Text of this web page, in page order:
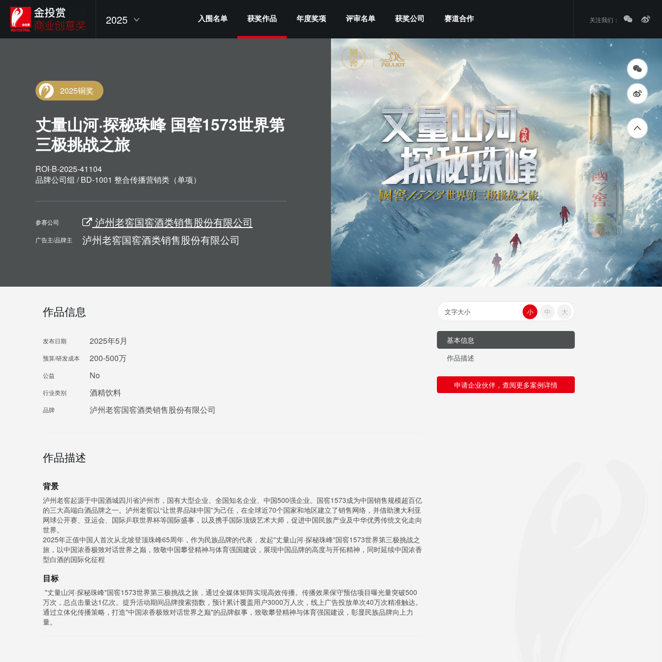
2025 入围名单 获奖作品 年度奖项 评审名单 获奖公司 赛道合作 关注我们：
2025铜奖
丈量山河·探秘珠峰 国窖1573世界第
三极挑战之旅
ROI-B-2025-41104
品牌公司组 / BD-1001 整合传播营销类（单项）
参赛公司 泸州老窖国窖酒类销售股份有限公司
广告主/品牌主 泸州老窖国窖酒类销售股份有限公司
作品信息
发布日期 2025年5月
预算/研发成本 200-500万
公益 No
行业类别 酒精饮料
品牌 泸州老窖国窖酒类销售股份有限公司
作品描述
背景
泸州老窖起源于中国酒城四川省泸州市，国有大型企业、全国知名企业、中国500强企业。国窖1573成为中国销售规模超百亿
的三大高端白酒品牌之一。泸州老窖以“让世界品味中国”为己任，在全球近70个国家和地区建立了销售网络，并借助澳大利亚
网球公开赛、亚运会、国际乒联世界杯等国际盛事，以及携手国际顶级艺术大师，促进中国民族产业及中华优秀传统文化走向
世界。
2025年正值中国人首次从北坡登顶珠峰65周年，作为民族品牌的代表，发起"丈量山河·探秘珠峰"国窖1573世界第三极挑战之
旅，以中国浓香极致对话世界之巅，致敬中国攀登精神与体育强国建设，展现中国品牌的高度与开拓精神，同时延续中国浓香
型白酒的国际化征程
目标
"丈量山河·探秘珠峰"国窖1573世界第三极挑战之旅，通过全媒体矩阵实现高效传播。传播效果保守预估项目曝光量突破500
万次，总点击量达1亿次。提升活动期间品牌搜索指数，预计累计覆盖用户3000万人次，线上广告投放单次40万次精准触达。
通过立体化传播策略，打造"中国浓香极致对话世界之巅"的品牌叙事，致敬攀登精神与体育强国建设，彰显民族品牌向上力
量。
文字大小 大
中
小
基本信息
作品描述
申请企业伙伴，查阅更多案例详情